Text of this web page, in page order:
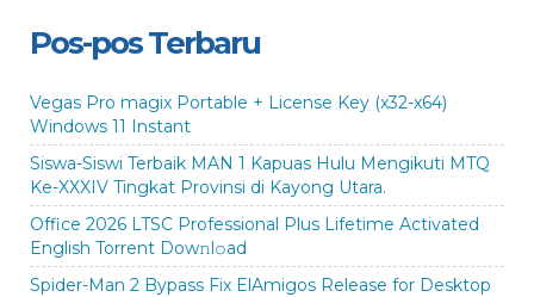
Pos-pos Terbaru
Vegas Pro magix Portable + License Key (x32-x64)
Windows 11 Instant
Siswa-Siswi Terbaik MAN 1 Kapuas Hulu Mengikuti MTQ
Ke-XXXIV Tingkat Provinsi di Kayong Utara.
Office 2026 LTSC Professional Plus Lifetime Activated
English Torrent Dow𝚗l𝚘аd
Spider-Man 2 Bypass Fix ElAmigos Release for Desktop